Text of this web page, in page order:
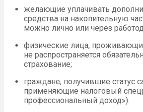
желающие уплачивать
средства на накопительную
можно лично или через
физические лица,
не распространяется
страхование;
граждане, получившие статус
применяющие налоговый
профессиональный доход»).